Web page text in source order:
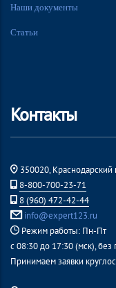
Наши документы
Статьи
Контакты
350020, Краснодарский
8-800-700-23-71
8 (960) 472-42-44
info@expert123.ru
Режим работы: Пн-Пт
с 08:30 до 17:30 (мск), без
Принимаем заявки